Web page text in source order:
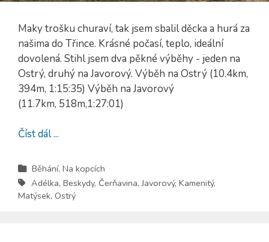
Maky trošku churaví, tak jsem sbalil děcka a hurá za
našima do Třince. Krásné počasí, teplo, ideální
dovolená. Stihl jsem dva pěkné výběhy - jeden na
Ostrý, druhý na Javorový. Výběh na Ostrý (10.4km,
394m, 1:15:35) Výběh na Javorový
(11.7km, 518m,1:27:01)
Číst dál ...
Běhání, Na kopcích
Adélka, Beskydy, Čerňavina,Javorový, Kamenitý,
Matýsek, Ostrý